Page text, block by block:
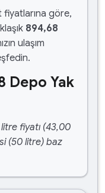
fiyatlarına göre,
894,68
ulaşım
Depo Yak
fiyatı (43,00
(50 litre) baz